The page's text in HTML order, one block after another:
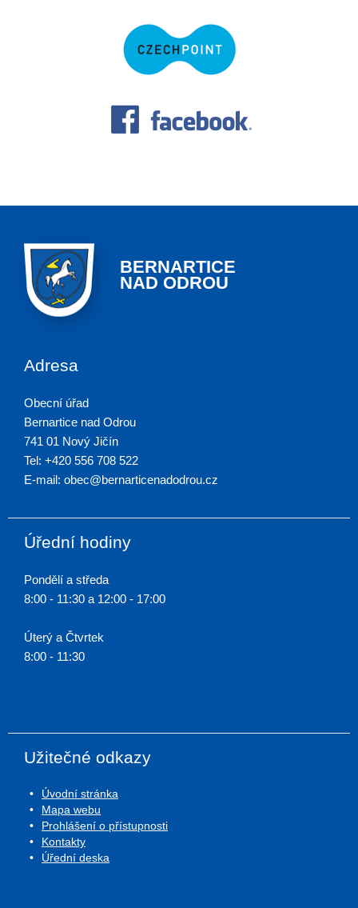
BERNARTICE
NAD ODROU
Adresa
Obecní úřad
Bernartice nad Odrou
741 01 Nový Jičín
Tel: +420 556 708 522
E-mail: obec@bernarticenadodrou.cz
Úřední hodiny
Pondělí a středa
8:00 - 11:30 a 12:00 - 17:00
Úterý a Čtvrtek
8:00 - 11:30
Užitečné odkazy
Úvodní stránka
Mapa webu
Prohlášení o přístupnosti
Kontakty
Úřední deska